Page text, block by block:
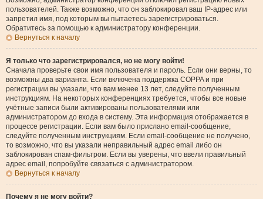
пользователей. Также возможно, что он заблокировал ваш IP-адрес или
запретил имя, под которым вы пытаетесь зарегистрироваться.
Обратитесь за помощью к администратору конференции.
Вернуться к началу
Я только что зарегистрировался, но не могу войти!
Сначала проверьте свои имя пользователя и пароль. Если они верны, то
возможны два варианта. Если включена поддержка COPPA и при
регистрации вы указали, что вам менее 13 лет, следуйте полученным
инструкциям. На некоторых конференциях требуется, чтобы все новые
учётные записи были активированы пользователями или
администратором до входа в систему. Эта информация отображается в
процессе регистрации. Если вам было прислано email-сообщение,
следуйте полученным инструкциям. Если email-сообщение не получено,
то возможно, что вы указали неправильный адрес email либо он
заблокирован спам-фильтром. Если вы уверены, что ввели правильный
адрес email, попробуйте связаться с администратором.
Вернуться к началу
Почему я не могу войти?